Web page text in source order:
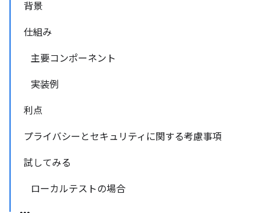
背景
仕組み
主要コンポーネント
実装例
利点
プライバシーとセキュリティに関する考慮事項
試してみる
ローカルテストの場合